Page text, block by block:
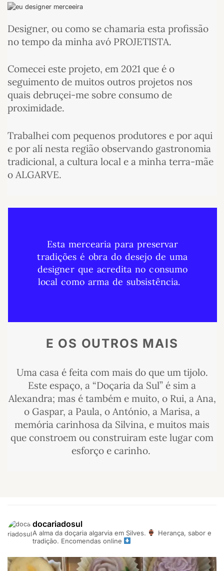
Designer, ou como se chamaria esta profissão
no tempo da minha avó PROJETISTA.
Comecei este projeto, em 2021 que é o
seguimento de muitos outros projetos nos
quais debruçei-me sobre consumo de
proximidade.
Trabalhei com pequenos produtores e por aqui
e por alí nesta região observando gastronomia
tradicional, a cultura local e a minha terra-mãe
o ALGARVE.
Esta mercearia para preservar
tradições é obra do desejo de uma
designer que acredita no consumo
local como arma de subsistência.
E OS OUTROS MAIS​
Uma casa é feita com mais do que um tijolo.
Este espaço, a “Doçaria da Sul” é sim a
Alexandra; mas é também e muito, o Rui, a Ana,
o Gaspar, a Paula, o António, a Marisa, a
memória carinhosa da Silvina, e muitos mais
que constroem ou construiram este lugar com
esforço e carinho.
docariadosul
A alma da doçaria algarvia em Silves.
Herança, sabor e
tradição. Encomendas online